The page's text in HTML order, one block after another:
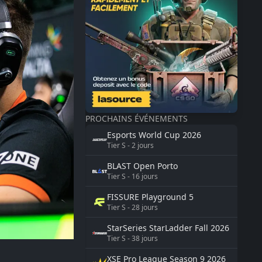
PROCHAINS ÉVÉNEMENTS
Esports World Cup 2026
TierS -2 jours
BLAST Open Porto
TierS - 16 jours
FISSURE Playground 5
TierS -28 jours
StarSeries StarLadder Fall 2026
TierS -38 jours
XSE Pro League Season 9 2026